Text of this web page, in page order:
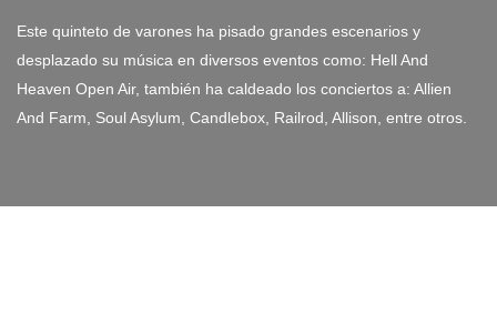
Este quinteto de varones ha pisado grandes escenarios y
desplazado su música en diversos eventos como: Hell And
Heaven Open Air, también ha caldeado los conciertos a: Allien
And Farm, Soul Asylum, Candlebox, Railrod, Allison, entre otros.